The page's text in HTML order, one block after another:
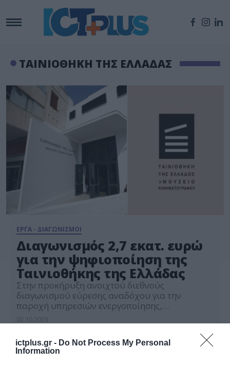
ictplus.gr - Do Not Process My Personal
Information
ΤΑΙΝΙΟΘΗΚΗ ΤΗΣ ΕΛΛΑΔΑΣ
ΕΡΓΑ - ΔΙΑΓΩΝΙΣΜΟΙ
Διαγωνισμός 2,7 εκατ. ευρώ
για την ψηφιοποίηση της
Ταινιοθήκης της Ελλάδας
Στην προκήρυξη ανοιχτού διεθνούς
διαγωνισμού εύρεσης αναδόχου για την
παροχή υπηρεσιών ενεργοποίησης,
αδειών λογισμικού Oracle της Γενικής
Γραμματείας Πληροφοριακών Συστημάτων και
Ψηφιακής Διακυβέρνησης (Γ.Γ.Π.Σ.Ψ.Δ),
συνολικής προϋπολογισθείσας δαπάνης της